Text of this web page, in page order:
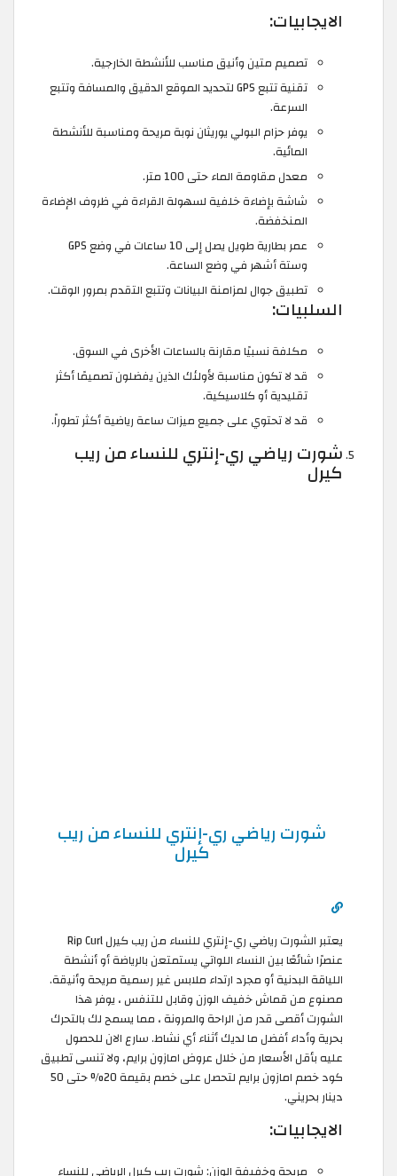
الايجابيات:
تصميم متين وأنيق مناسب للأنشطة الخارجية.
تقنية تتبع GPS لتحديد الموقع الدقيق والمسافة وتتبع
السرعة.
يوفر حزام البولي يوريثان نوبة مريحة ومناسبة للأنشطة
المائية.
معدل مقاومة الماء حتى 100 متر.
شاشة بإضاءة خلفية لسهولة القراءة في ظروف الإضاءة
المنخفضة.
عمر بطارية طويل يصل إلى 10 ساعات في وضع GPS
وستة أشهر في وضع الساعة.
تطبيق جوال لمزامنة البيانات وتتبع التقدم بمرور الوقت.
السلبيات:
مكلفة نسبيًا مقارنة بالساعات الأخرى في السوق.
قد لا تكون مناسبة لأولئك الذين يفضلون تصميمًا أكثر
تقليدية أو كلاسيكية.
قد لا تحتوي على جميع ميزات ساعة رياضية أكثر تطوراً.
شورت رياضي ري-إنتري للنساء من ريب
كيرل
شورت رياضي ري-إنتري للنساء من ريب
كيرل
يعتبر الشورت رياضي ري-إنتري للنساء من ريب كيرل Rip Curl
عنصرًا شائعًا بين النساء اللواتي يستمتعن بالرياضة أو أنشطة
اللياقة البدنية أو مجرد ارتداء ملابس غير رسمية مريحة وأنيقة.
مصنوع من قماش خفيف الوزن وقابل للتنفس ، يوفر هذا
الشورت أقصى قدر من الراحة والمرونة ، مما يسمح لك بالتحرك
بحرية وأداء أفضل ما لديك أثناء أي نشاط. سارع الان للحصول
عليه بأقل الأسعار من خلال عروض امازون برايم، ولا تنسى تطبيق
كود خصم امازون برايم لتحصل على خصم بقيمة 20% حتى 50
دينار بحريني.
الايجابيات:
مريحة وخفيفة الوزن: شورت ريب كيرل الرياضي للنساء